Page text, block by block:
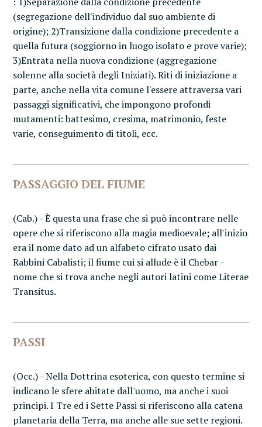
(segregazione dell'individuo dal suo ambiente di
origine); 2)Transizione dalla condizione precedente a
quella futura (soggiorno in luogo isolato e prove varie);
3)Entrata nella nuova condizione (aggregazione
solenne alla società degli Iniziati). Riti di iniziazione a
parte, anche nella vita comune l'essere attraversa vari
passaggi significativi, che impongono profondi
mutamenti: battesimo, cresima, matrimonio, feste
varie, conseguimento di titoli, ecc.
PASSAGGIO DEL FIUME
(Cab.) - È questa una frase che si può incontrare nelle
opere che si riferiscono alla magia medioevale; all'inizio
era il nome dato ad un alfabeto cifrato usato dai
Rabbini Cabalisti; il fiume cui si allude è il Chebar -
nome che si trova anche negli autori latini come Literae
Transitus.
PASSI
(Occ.) - Nella Dottrina esoterica, con questo termine si
indicano le sfere abitate dall'uomo, ma anche i suoi
principi. I Tre ed i Sette Passi si riferiscono alla catena
planetaria della Terra, ma anche alle sue sette regioni.